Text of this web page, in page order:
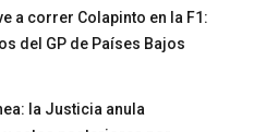
a correr Colapinto en la F1:
del GP de Países Bajos
la Justicia anula